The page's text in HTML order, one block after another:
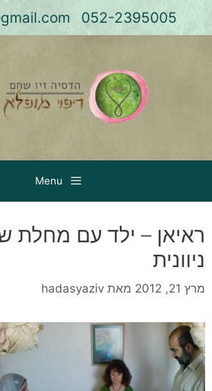
052-2395005
Menu
ראיאן – ילד עם מחלת
ניוונית
מרץ 21, 2012 מאת hadasyaziv